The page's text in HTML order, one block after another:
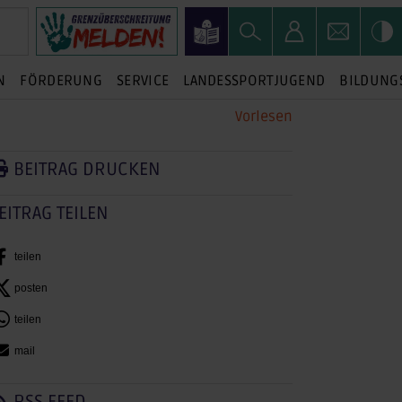
FÖRDERUNG SERVICE LANDESSPORTJUGEND
Vorlesen
BEITRAG DRUCKEN
TEILEN
teilen
posten
teilen
mail